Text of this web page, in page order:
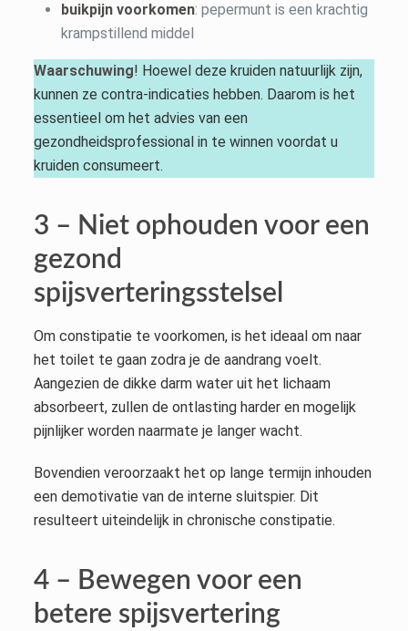
buikpijn voorkomen: pepermunt is een krachtig
krampstillend middel
Waarschuwing! Hoewel deze kruiden natuurlijk zijn,
kunnen ze contra-indicaties hebben. Daarom is het
essentieel om het advies van een
gezondheidsprofessional in te winnen voordat u
kruiden consumeert.
3 – Niet ophouden voor een
gezond
spijsverteringsstelsel
Om constipatie te voorkomen, is het ideaal om naar
het toilet te gaan zodra je de aandrang voelt.
Aangezien de dikke darm water uit het lichaam
absorbeert, zullen de ontlasting harder en mogelijk
pijnlijker worden naarmate je langer wacht.
Bovendien veroorzaakt het op lange termijn inhouden
een demotivatie van de interne sluitspier. Dit
resulteert uiteindelijk in chronische constipatie.
4 – Bewegen voor een
betere spijsvertering